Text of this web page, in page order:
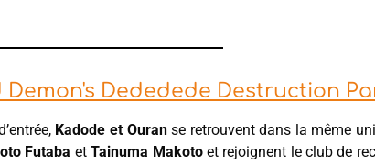
Dededede Destruction
Kadode et Ouranse retrouvent dans la même
Futaba etTainuma Makotoet rejoignent le club de